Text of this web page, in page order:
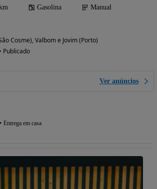
Gasolina
Manual
Cosme), Valbom e Jovim (Porto)
Publicado
Ver anúncios
Entrega em casa